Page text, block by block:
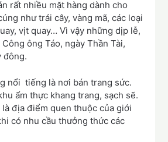
rất nhiều mặt hàng dành cho
như trái cây, vàng mã, các loại
vịt quay… Vì vậy những dịp lễ,
ông Táo, ngày Thần Tài,
đông.
nổi tiếng là nơi bán trang sức.
ẩm thực khang trang, sạch sẽ.
là địa điểm quen thuộc của giới
có nhu cầu thưởng thức các